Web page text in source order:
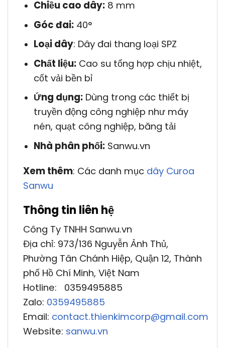
Chiều cao dây:8 mm
Góc đai:40°
Loại dây: Dây đai thang loại SPZ
Chất liệu:Cao su tổng hợp chịu nhiệt,
cốt vải bền bỉ
Ứng dụng:Dùng trong các thiết bị
truyền động công nghiệp như máy
nén, quạt công nghiệp, băng tải
Nhà phân phối:Sanwu.vn
Xem thêm: Các danh mục dây Curoa
Sanwu
Thông tin liên hệ
Công Ty TNHH Sanwu.vn
Địa chỉ: 973/136 Nguyễn Ảnh Thủ,
Phường Tân Chánh Hiệp, Quận 12, Thành
phố Hồ Chí Minh, Việt Nam
Hotline: 0359495885
Zalo: 0359495885
Email: contact.thienkimcorp@gmail.com
Website: sanwu.vn